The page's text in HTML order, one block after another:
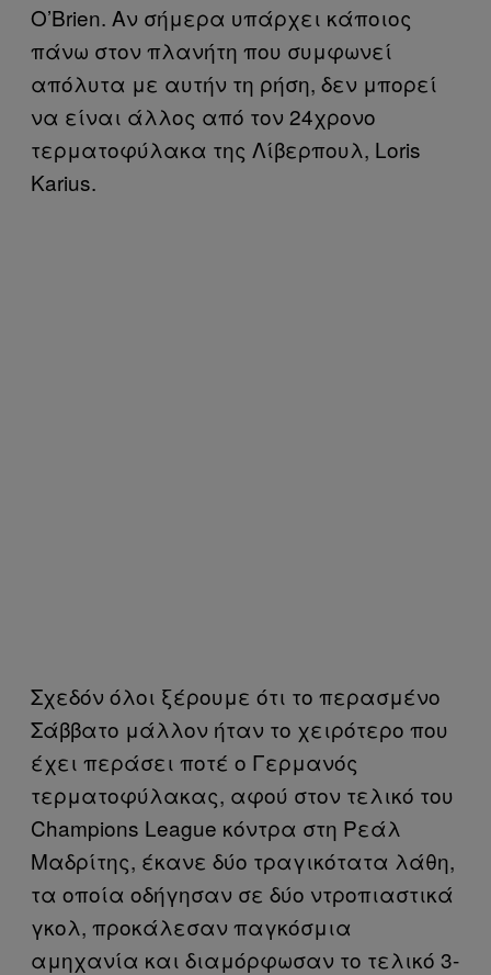
O’Brien. Αν σήμερα υπάρχει κάποιος
πάνω στον πλανήτη που συμφωνεί
απόλυτα με αυτήν τη ρήση, δεν μπορεί
να είναι άλλος από τον 24χρονο
τερματοφύλακα της Λίβερπουλ, Loris
Karius.
Σχεδόν όλοι ξέρουμε ότι το περασμένο
Σάββατο μάλλον ήταν το χειρότερο που
έχει περάσει ποτέ ο Γερμανός
τερματοφύλακας, αφού στον τελικό του
Champions League κόντρα στη Ρεάλ
Μαδρίτης, έκανε δύο τραγικότατα λάθη,
τα οποία οδήγησαν σε δύο ντροπιαστικά
γκολ, προκάλεσαν παγκόσμια
αμηχανία και διαμόρφωσαν το τελικό 3-